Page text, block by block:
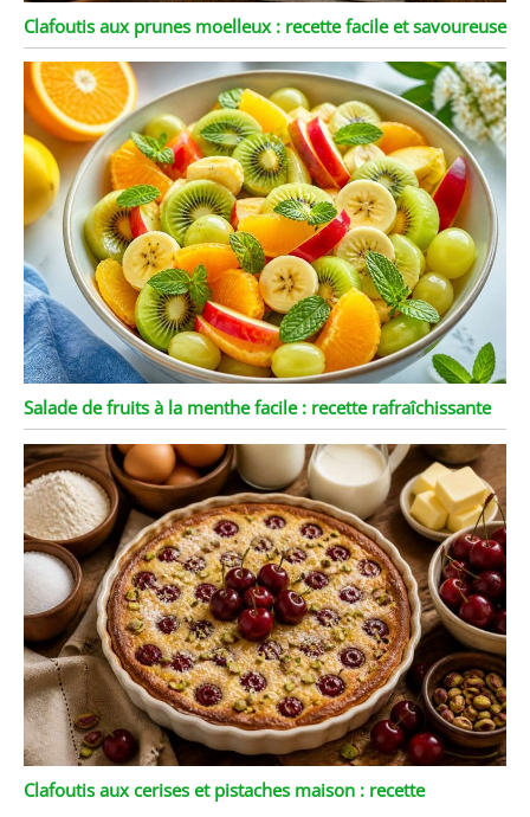
Clafoutis aux prunes moelleux : recette facile et savoureuse
Salade de fruits à la menthe facile : recette rafraîchissante
Clafoutis aux cerises et pistaches maison : recette